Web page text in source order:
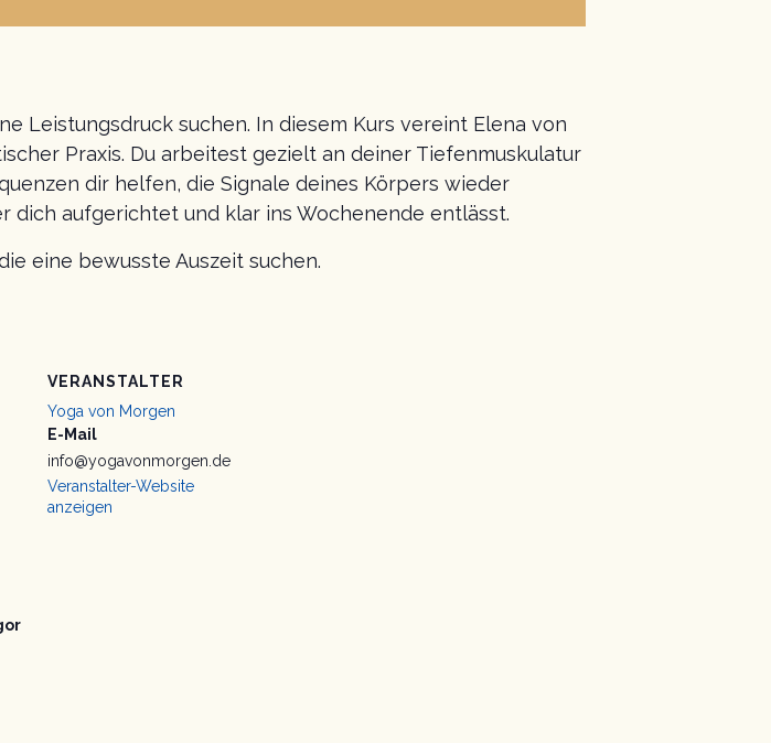
Leistungsdruck suchen. In diesem Kurs vereint Elena von
Praxis. Du arbeitest gezielt an deiner Tiefenmuskulatur
dir helfen, die Signale deines Körpers wieder
dich aufgerichtet und klar ins Wochenende entlässt.
eine bewusste Auszeit suchen.
VERANSTALTER
Yoga von Morgen
E-Mail
info@yogavonmorgen.de
Veranstalter-Website
anzeigen